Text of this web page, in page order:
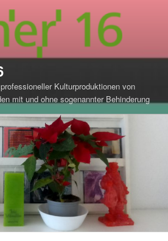
Kulturproduktionen von
mit und ohne sogenannter Behinderung